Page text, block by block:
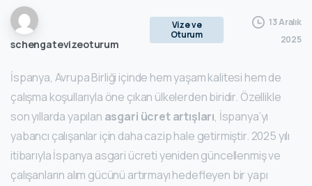
schengatevizeoturum
Vize ve
Oturum
13 Aralık
2025
İspanya, Avrupa Birliği içinde hem yaşam kalitesi hem de
çalışma koşullarıyla öne çıkan ülkelerden biridir. Özellikle
son yıllarda yapılan asgari ücret artışları, İspanya’yı
yabancı çalışanlar için daha cazip hale getirmiştir. 2025 yılı
itibarıyla İspanya asgari ücreti yeniden güncellenmiş ve
çalışanların alım gücünü artırmayı hedefleyen bir yapı